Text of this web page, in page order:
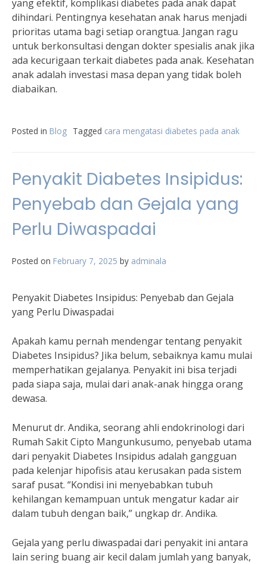
yang efektif, komplikasi diabetes pada anak dapat
dihindari. Pentingnya kesehatan anak harus menjadi
prioritas utama bagi setiap orangtua. Jangan ragu
untuk berkonsultasi dengan dokter spesialis anak jika
ada kecurigaan terkait diabetes pada anak. Kesehatan
anak adalah investasi masa depan yang tidak boleh
diabaikan.
Posted in Blog Tagged cara mengatasi diabetes pada anak
Penyakit Diabetes Insipidus:
Penyebab dan Gejala yang
Perlu Diwaspadai
Posted on February 7, 2025 by adminala
Penyakit Diabetes Insipidus: Penyebab dan Gejala
yang Perlu Diwaspadai
Apakah kamu pernah mendengar tentang penyakit
Diabetes Insipidus? Jika belum, sebaiknya kamu mulai
memperhatikan gejalanya. Penyakit ini bisa terjadi
pada siapa saja, mulai dari anak-anak hingga orang
dewasa.
Menurut dr. Andika, seorang ahli endokrinologi dari
Rumah Sakit Cipto Mangunkusumo, penyebab utama
dari penyakit Diabetes Insipidus adalah gangguan
pada kelenjar hipofisis atau kerusakan pada sistem
saraf pusat. “Kondisi ini menyebabkan tubuh
kehilangan kemampuan untuk mengatur kadar air
dalam tubuh dengan baik,” ungkap dr. Andika.
Gejala yang perlu diwaspadai dari penyakit ini antara
lain sering buang air kecil dalam jumlah yang banyak,